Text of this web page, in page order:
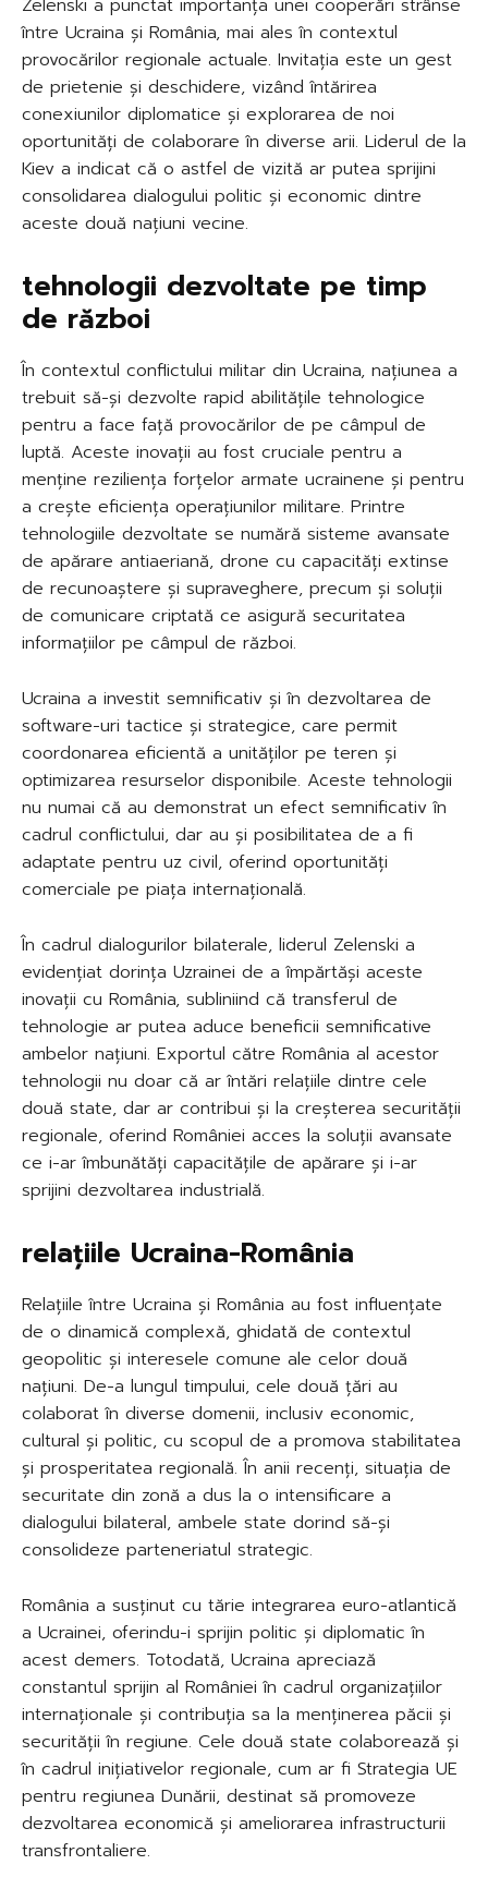
între Ucraina și România, mai ales în contextul
provocărilor regionale actuale. Invitația este un gest
de prietenie și deschidere, vizând întărirea
conexiunilor diplomatice și explorarea de noi
oportunități de colaborare în diverse arii. Liderul de la
Kiev a indicat că o astfel de vizită ar putea sprijini
consolidarea dialogului politic și economic dintre
aceste două națiuni vecine.
tehnologii dezvoltate pe timp
de război
În contextul conflictului militar din Ucraina, națiunea a
trebuit să-și dezvolte rapid abilitățile tehnologice
pentru a face față provocărilor de pe câmpul de
luptă. Aceste inovații au fost cruciale pentru a
menține reziliența forțelor armate ucrainene și pentru
a crește eficiența operațiunilor militare. Printre
tehnologiile dezvoltate se numără sisteme avansate
de apărare antiaeriană, drone cu capacități extinse
de recunoaștere și supraveghere, precum și soluții
de comunicare criptată ce asigură securitatea
informațiilor pe câmpul de război.
Ucraina a investit semnificativ și în dezvoltarea de
software-uri tactice și strategice, care permit
coordonarea eficientă a unităților pe teren și
optimizarea resurselor disponibile. Aceste tehnologii
nu numai că au demonstrat un efect semnificativ în
cadrul conflictului, dar au și posibilitatea de a fi
adaptate pentru uz civil, oferind oportunități
comerciale pe piața internațională.
În cadrul dialogurilor bilaterale, liderul Zelenski a
evidențiat dorința Uzrainei de a împărtăși aceste
inovații cu România, subliniind că transferul de
tehnologie ar putea aduce beneficii semnificative
ambelor națiuni. Exportul către România al acestor
tehnologii nu doar că ar întări relațiile dintre cele
două state, dar ar contribui și la creșterea securității
regionale, oferind României acces la soluții avansate
ce i-ar îmbunătăți capacitățile de apărare și i-ar
sprijini dezvoltarea industrială.
relațiile Ucraina-România
Relațiile între Ucraina și România au fost influențate
de o dinamică complexă, ghidată de contextul
geopolitic și interesele comune ale celor două
națiuni. De-a lungul timpului, cele două țări au
colaborat în diverse domenii, inclusiv economic,
cultural și politic, cu scopul de a promova stabilitatea
și prosperitatea regională. În anii recenți, situația de
securitate din zonă a dus la o intensificare a
dialogului bilateral, ambele state dorind să-și
consolideze parteneriatul strategic.
România a susținut cu tărie integrarea euro-atlantică
a Ucrainei, oferindu-i sprijin politic și diplomatic în
acest demers. Totodată, Ucraina apreciază
constantul sprijin al României în cadrul organizațiilor
internaționale și contribuția sa la menținerea păcii și
securității în regiune. Cele două state colaborează și
în cadrul inițiativelor regionale, cum ar fi Strategia UE
pentru regiunea Dunării, destinat să promoveze
dezvoltarea economică și ameliorarea infrastructurii
transfrontaliere.